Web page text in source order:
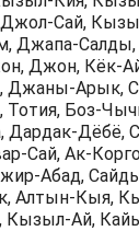
Сай,
Джапа-
Джон, Кёк-
Джаны-Арык,
Тотия, Боз-
Дардак-Дёбё,
Сай, Ак-
Абад,
Алтын-Кыя,
Кызыл-Ай,